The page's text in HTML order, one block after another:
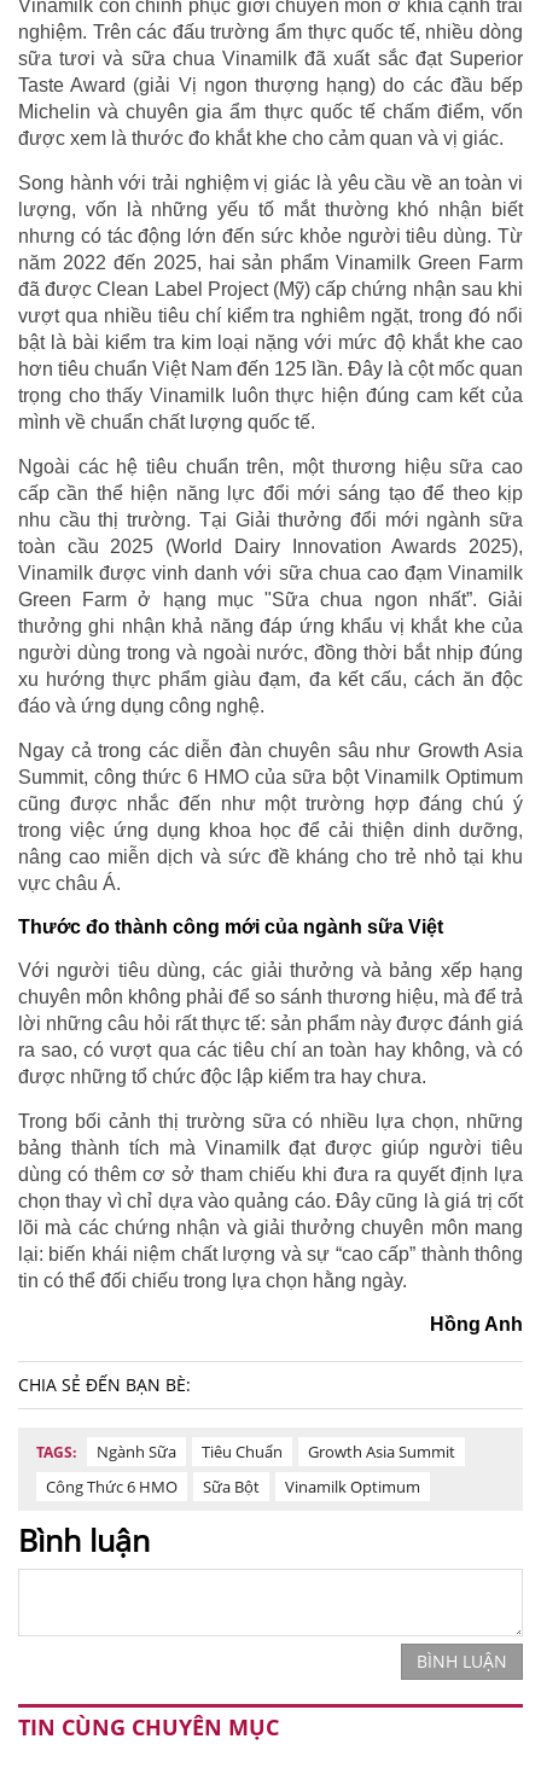
Vinamilk còn chinh phục giới chuyên môn ở khía cạnh trải
nghiệm. Trên các đấu trường ẩm thực quốc tế, nhiều dòng
sữa tươi và sữa chua Vinamilk đã xuất sắc đạt Superior
Taste Award (giải Vị ngon thượng hạng) do các đầu bếp
Michelin và chuyên gia ẩm thực quốc tế chấm điểm, vốn
được xem là thước đo khắt khe cho cảm quan và vị giác.
Song hành với trải nghiệm vị giác là yêu cầu về an toàn vi
lượng, vốn là những yếu tố mắt thường khó nhận biết
nhưng có tác động lớn đến sức khỏe người tiêu dùng. Từ
năm 2022 đến 2025, hai sản phẩm Vinamilk Green Farm
đã được Clean Label Project (Mỹ) cấp chứng nhận sau khi
vượt qua nhiều tiêu chí kiểm tra nghiêm ngặt, trong đó nổi
bật là bài kiểm tra kim loại nặng với mức độ khắt khe cao
hơn tiêu chuẩn Việt Nam đến 125 lần. Đây là cột mốc quan
trọng cho thấy Vinamilk luôn thực hiện đúng cam kết của
mình về chuẩn chất lượng quốc tế.
Ngoài các hệ tiêu chuẩn trên, một thương hiệu sữa cao
cấp cần thể hiện năng lực đổi mới sáng tạo để theo kịp
nhu cầu thị trường. Tại Giải thưởng đổi mới ngành sữa
toàn cầu 2025 (World Dairy Innovation Awards 2025),
Vinamilk được vinh danh với sữa chua cao đạm Vinamilk
Green Farm ở hạng mục "Sữa chua ngon nhất”. Giải
thưởng ghi nhận khả năng đáp ứng khẩu vị khắt khe của
người dùng trong và ngoài nước, đồng thời bắt nhịp đúng
xu hướng thực phẩm giàu đạm, đa kết cấu, cách ăn độc
đáo và ứng dụng công nghệ.
Ngay cả trong các diễn đàn chuyên sâu như Growth Asia
Summit, công thức 6 HMO của sữa bột Vinamilk Optimum
cũng được nhắc đến như một trường hợp đáng chú ý
trong việc ứng dụng khoa học để cải thiện dinh dưỡng,
nâng cao miễn dịch và sức đề kháng cho trẻ nhỏ tại khu
vực châu Á.
Thước đo thành công mới của ngành sữa Việt
Với người tiêu dùng, các giải thưởng và bảng xếp hạng
chuyên môn không phải để so sánh thương hiệu, mà để trả
lời những câu hỏi rất thực tế: sản phẩm này được đánh giá
ra sao, có vượt qua các tiêu chí an toàn hay không, và có
được những tổ chức độc lập kiểm tra hay chưa.
Trong bối cảnh thị trường sữa có nhiều lựa chọn, những
bảng thành tích mà Vinamilk đạt được giúp người tiêu
dùng có thêm cơ sở tham chiếu khi đưa ra quyết định lựa
chọn thay vì chỉ dựa vào quảng cáo. Đây cũng là giá trị cốt
lõi mà các chứng nhận và giải thưởng chuyên môn mang
lại: biến khái niệm chất lượng và sự “cao cấp” thành thông
tin có thể đối chiếu trong lựa chọn hằng ngày.
Hồng Anh
CHIA SẺ ĐẾN BẠN BÈ:
TAGS: Ngành Sữa Tiêu Chuẩn
Growth Asia Summit
Công Thức 6 HMO
Sữa Bột Vinamilk Optimum
Bình luận
BÌNH LUẬN
TIN CÙNG CHUYÊN MỤC